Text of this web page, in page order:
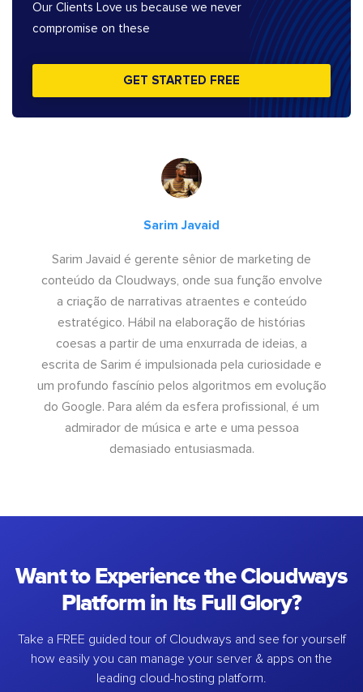
Our Clients Love us because we never
compromise on these
GET STARTED FREE
Sarim Javaid
Sarim Javaid é gerente sênior de marketing de
conteúdo da Cloudways, onde sua função envolve
a criação de narrativas atraentes e conteúdo
estratégico. Hábil na elaboração de histórias
coesas a partir de uma enxurrada de ideias, a
escrita de Sarim é impulsionada pela curiosidade e
um profundo fascínio pelos algoritmos em evolução
do Google. Para além da esfera profissional, é um
admirador de música e arte e uma pessoa
demasiado entusiasmada.
Want to Experience the Cloudways
Platform in Its Full Glory?
Take a FREE guided tour of Cloudways and see for yourself
how easily you can manage your server & apps on the
leading cloud-hosting platform.